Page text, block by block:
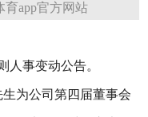
育app官方网站
人事变动公告。
为公司第四届董事会